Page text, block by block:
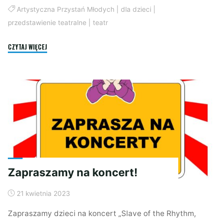
Artystyczna Przystań Młodych
dla dzieci|
przedstawienie teatralne |teatr
CZYTAJ WIĘCEJ
stron
Zapraszamy na koncert!
21 kwietnia 2023
Zapraszamy dzieci na koncert „Slave of the Rhythm,